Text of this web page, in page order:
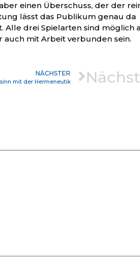
einen Überschuss, der der
lässt das Publikum genau da
Alle drei Spielarten sind möglich
auch mit Arbeit verbunden sein.
NÄCHSTER
mit der Hermeneutik